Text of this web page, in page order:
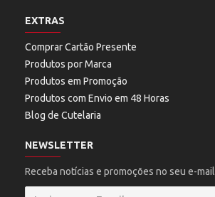
EXTRAS
Comprar Cartão Presente
Produtos por Marca
Produtos em Promoção
Produtos com Envio em 48 Horas
Blog de Cutelaria
NEWSLETTER
Receba notícias e promoções no seu e-mail